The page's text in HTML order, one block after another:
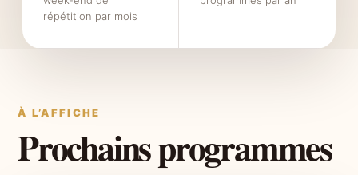
répétition par mois
À L’AFFICHE
Prochains programmes